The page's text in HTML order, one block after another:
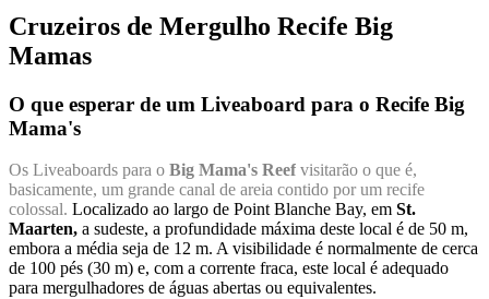
Cruzeiros de Mergulho Recife Big
Mamas
O que esperar de um Liveaboard para o Recife Big
Mama's
Os Liveaboards para o Big Mama's Reef visitarão o que é,
basicamente, um grande canal de areia contido por um recife
colossal. Localizado ao largo de Point Blanche Bay, em St.
Maarten, a sudeste, a profundidade máxima deste local é de 50 m,
embora a média seja de 12 m. A visibilidade é normalmente de cerca
de 100 pés (30 m) e, com a corrente fraca, este local é adequado
para mergulhadores de águas abertas ou equivalentes.